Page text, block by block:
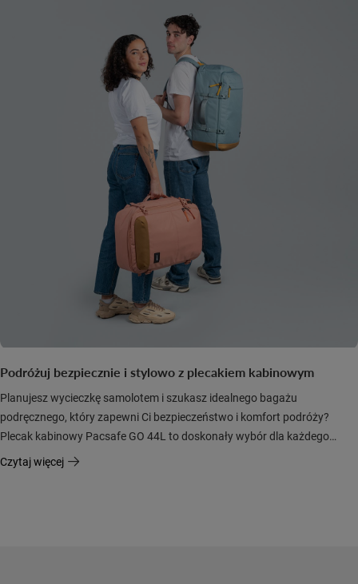
Podróżuj bezpiecznie i stylowo z plecakiem kabinowym
Planujesz wycieczkę samolotem i szukasz idealnego bagażu
podręcznego, który zapewni Ci bezpieczeństwo i komfort podróży?
Plecak kabinowy Pacsafe GO 44L to doskonały wybór dla każdego
podróżnika, który ceni wygodę i funkcjonalność.
Czytaj więcej